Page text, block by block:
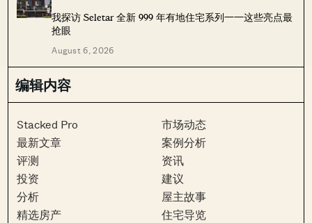
我探访 Seletar 全新 999 年有地住宅系列——这些亮点最
抢眼
August 6, 2026
编辑内容
Stacked Pro
最新文章
评测
投资
分析
精选房产
市场动态
案例分析
资讯
建议
屋主故事
住宅导览